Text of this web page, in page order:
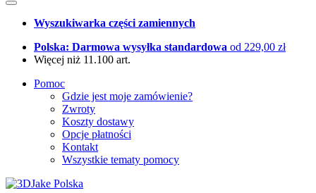
Wyszukiwarka części zamiennych
Polska: Darmowa wysyłka standardowa od 229,00 zł
Więcej niż 11.100 art.
Pomoc
Gdzie jest moje zamówienie?
Zwroty
Koszty dostawy
Opcje płatności
Kontakt
Wszystkie tematy pomocy